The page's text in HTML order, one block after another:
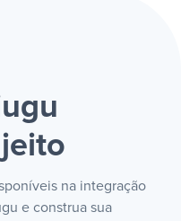
na integração
e construa sua